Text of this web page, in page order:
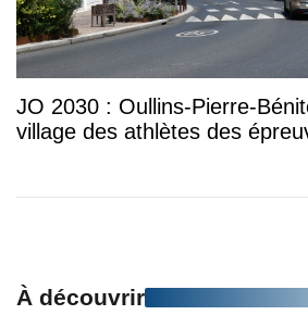
JO 2030 : Oullins-Pierre-
village des athlètes des
À découvrir